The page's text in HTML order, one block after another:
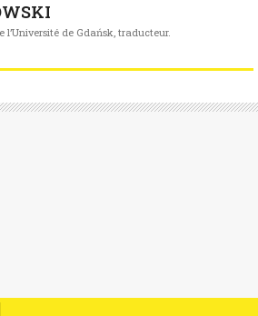
de Gdańsk, traducteur.